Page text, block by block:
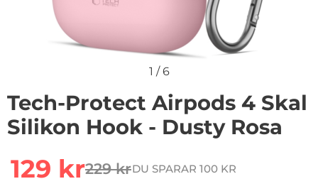
1 /6
Tech-Protect Airpods 4 Skal
Silikon Hook - Dusty Rosa
rea pris
129 krtidigare pris
229 krDU SPARAR 100 KR